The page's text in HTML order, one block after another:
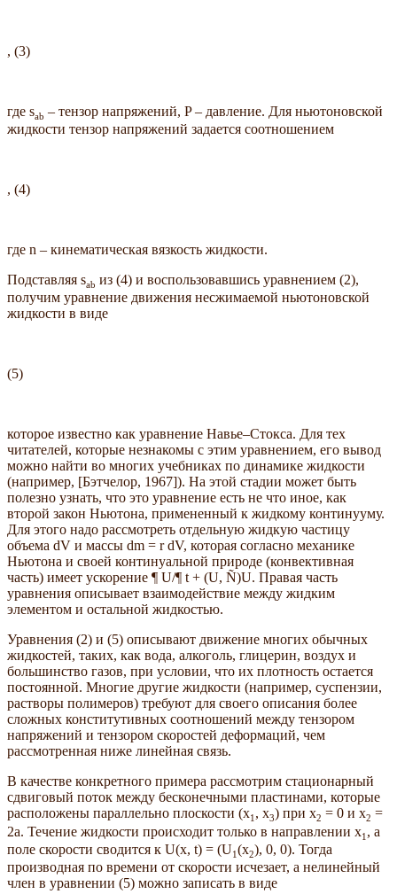
, (3)
где sab – тензор напряжений, P – давление. Для ньютоновской
жидкости тензор напряжений задается соотношением
, (4)
где n – кинематическая вязкость жидкости.
Подставляя sab из (4) и воспользовавшись уравнением (2),
получим уравнение движения несжимаемой ньютоновской
жидкости в виде
(5)
которое известно как уравнение Навье–Стокса. Для тех
читателей, которые незнакомы с этим уравнением, его вывод
можно найти во многих учебниках по динамике жидкости
(например, [Бэтчелор, 1967]). На этой стадии может быть
полезно узнать, что это уравнение есть не что иное, как
второй закон Ньютона, примененный к жидкому континууму.
Для этого надо рассмотреть отдельную жидкую частицу
объема dV и массы dm = r dV, которая согласно механике
Ньютона и своей континуальной природе (конвективная
часть) имеет ускорение ¶ U/¶ t + (U, Ñ)U. Правая часть
уравнения описывает взаимодействие между жидким
элементом и остальной жидкостью.
Уравнения (2) и (5) описывают движение многих обычных
жидкостей, таких, как вода, алкоголь, глицерин, воздух и
большинство газов, при условии, что их плотность остается
постоянной. Многие другие жидкости (например, суспензии,
растворы полимеров) требуют для своего описания более
сложных конститутивных соотношений между тензором
напряжений и тензором скоростей деформаций, чем
рассмотренная ниже линейная связь.
В качестве конкретного примера рассмотрим стационарный
сдвиговый поток между бесконечными пластинами, которые
расположены параллельно плоскости (x1, x3) при x2 = 0 и x2 =
2a. Течение жидкости происходит только в направлении x1 , а
поле скорости сводится к U(x, t) = (U1(x2), 0, 0). Тогда
производная по времени от скорости исчезает, а нелинейный
член в уравнении (5) можно записать в виде